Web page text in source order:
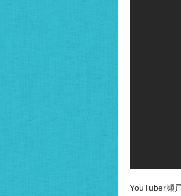
YouTuber瀬